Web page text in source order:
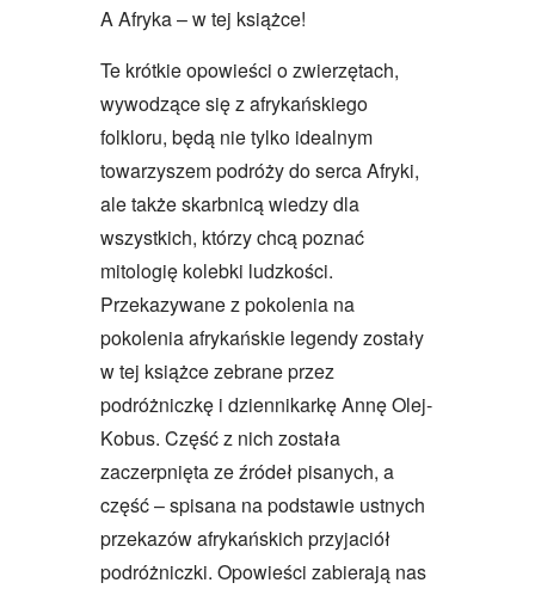
A Afryka – w tej książce!
Te krótkie opowieści o zwierzętach,
wywodzące się z afrykańskiego
folkloru, będą nie tylko idealnym
towarzyszem podróży do serca Afryki,
ale także skarbnicą wiedzy dla
wszystkich, którzy chcą poznać
mitologię kolebki ludzkości.
Przekazywane z pokolenia na
pokolenia afrykańskie legendy zostały
w tej książce zebrane przez
podróżniczkę i dziennikarkę Annę Olej-
Kobus. Część z nich została
zaczerpnięta ze źródeł pisanych, a
część – spisana na podstawie ustnych
przekazów afrykańskich przyjaciół
podróżniczki. Opowieści zabierają nas